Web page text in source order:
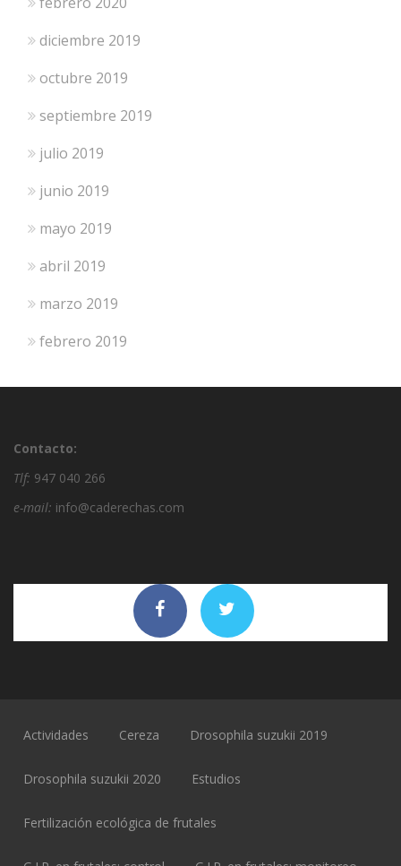
diciembre 2019
octubre 2019
septiembre 2019
julio 2019
junio 2019
mayo 2019
abril 2019
marzo 2019
febrero 2019
Contacto:
Tlf: 947 040 266
e-mail: info@caderechas.com
Actividades Cereza Drosophila suzukii 2019
Drosophila suzukii 2020 Estudios
Fertilización ecológica de frutales